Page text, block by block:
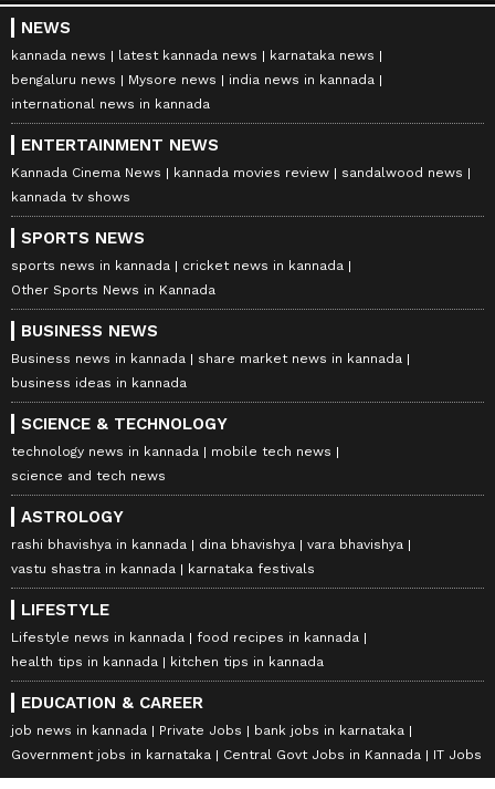
NEWS
kannada news latest kannada news
karnataka news
bengaluru news
Mysore news
india news in kannada
international news in kannada
ENTERTAINMENT NEWS
Kannada Cinema News kannada movies review
sandalwood news
kannada tv shows
SPORTS NEWS
sports news in kannada
cricket news in kannada
Other Sports News in Kannada
BUSINESS NEWS
Business news in kannada
share market news in kannada
business ideas in kannada
SCIENCE & TECHNOLOGY
technology news in kannada
mobile tech news
science and tech news
ASTROLOGY
rashi bhavishya in kannada dina bhavishya
vara bhavishya
vastu shastra in kannada
karnataka festivals
LIFESTYLE
Lifestyle news in kannada
food recipes in kannada
health tips in kannada
kitchen tips in kannada
EDUCATION & CAREER
job news in kannada Private Jobs
bank jobs in karnataka
Government jobs in karnataka
Central Govt Jobs in Kannada IT Jobs